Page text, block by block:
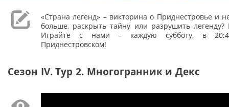
«Страна легенд» – викторина о Приднестровье и
больше, раскрыть тайну или разрушить
Играйте с нами – каждую субботу, в
Приднестровском!
Сезон IV. Тур 2. Многогранник и Декс